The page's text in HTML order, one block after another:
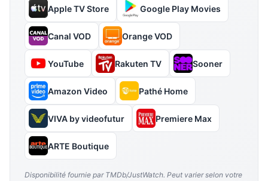
Apple TV Store Google Play Movies
Canal VOD Orange VOD
YouTube Rakuten TV Sooner
Amazon Video Pathé Home
VIVA by videofutur Premiere Max
ARTE Boutique
Disponibilité fournie par TMDb/JustWatch. Peut varier selon votre